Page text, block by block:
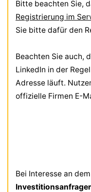
Bitte beachten Sie,
Registrierung im
Sie bitte dafür den
Beachten Sie auch,
LinkedIn in der
Adresse läuft.
offizielle Firmen E-
Bei Interesse an dem